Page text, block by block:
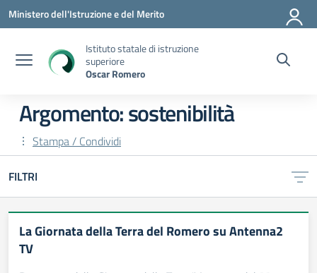
Vai ai contenuti
Vai al menu di navigazione
Vai al footer
Ministero dell'Istruzione e del Merito
Istituto statale di istruzione
superiore
Oscar Romero
Argomento: sostenibilità
Stampa / Condividi
FILTRI
La Giornata della Terra del Romero su Antenna2
TV